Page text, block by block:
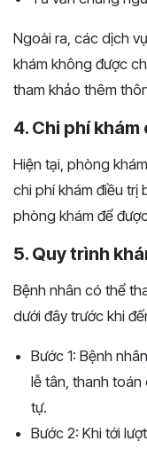
Ngoài ra, các dịch
khám không được
tham khảo thêm
4. Chi phí khám
Hiện tại, phòng
chi phí khám điều trị
phòng khám để
5. Quy trình
Bệnh nhân có thể
dưới đây trước khi
Bước 1: Bệnh
lễ tân, thanh toán
tự.
Bước 2: Khi tới